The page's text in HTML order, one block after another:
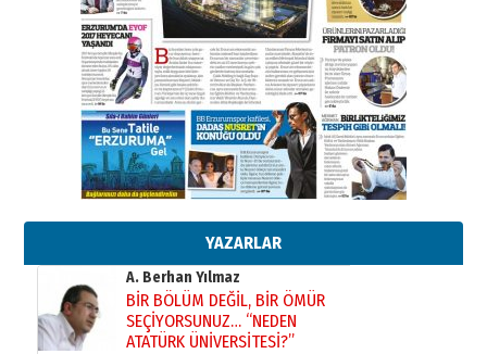
YAZARLAR
29 Haziran 2026 Pazartesi
Kenan GÜLERCİ
Murat Şahsuvaroğlu ERKON’da
çıtayı yukarı taşırken,
yönetimdekiler aşağı
çekmemeli!
17 Şubat 2026 SalıOrhan BOZKURT
Bir fotoğraf, bir şehir, bir
gazeteci… Dizginler kimin
A. Berhan Yılmaz
BİR BÖLÜM DEĞİL, BİR ÖMÜR
SEÇİYORSUNUZ… “NEDEN
ATATÜRK ÜNİVERSİTESİ?”